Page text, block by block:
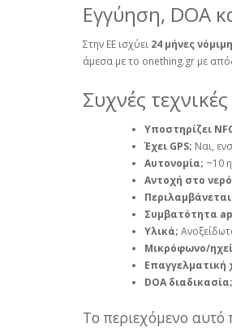
Εγγύηση, DOA
Στην ΕΕ ισχύει 24 μήνες
άμεσα με το onething.gr με
Συχνές
Υποστηρίζει
Έχει GPS; Ναι,
Αυτονομία; ~10
Αντοχή στο
Συμβατότητα
Υλικά;
Μικρόφωνο/
Επαγγελματική
DOA διαδικασία;
Το περιεχόμενο αυτό